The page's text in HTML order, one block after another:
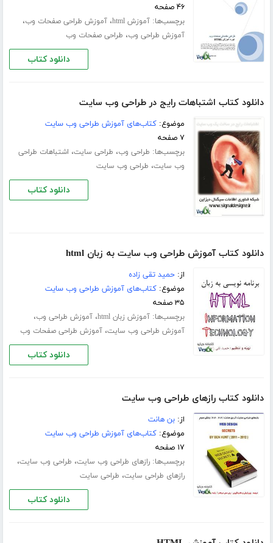
۴۶ صفحه
برچسب‌ها:آموزش html ،آموزش طراحی صفحات وب،
آموزش طراحی وب، طراحی صفحات وب
دانلود کتاب
دانلود کتاب اشتباهات رایج در طراحی وب سایت
موضوع:کتاب‌های آموزش طراحی وب سایت
۷ صفحه
برچسب‌ها: طراحی وب، طراحی سایت، اشتباهات طراحی
وب سایت، طراحی وب سایت
دانلود کتاب
دانلود کتاب آموزش طراحی وب سایت به زبان html
از:حمید تقی زاده
موضوع:کتاب‌های آموزش طراحی وب سایت
۳۵ صفحه
برچسب‌ها:آموزش زبان html ،آموزش طراحی وب،
آموزش طراحی وب سایت،آموزش طراحی صفحات وب
دانلود کتاب
دانلود کتاب رازهای طراحی وب سایت
از:بن هانت
موضوع:کتاب‌های آموزش طراحی وب سایت
۱۷ صفحه
برچسب‌ها:رازهای طراحی وب سایت، طراحی وب سایت،
رازهای طراحی سایت، طراحی سایت
دانلود کتاب